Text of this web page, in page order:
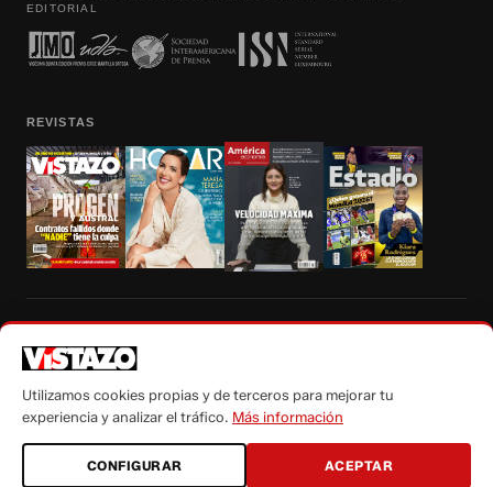
EDITORIAL
REVISTAS
autorización escrita de su titular, de todos los contenidos de Vistazo.com.
Utilizamos cookies propias y de terceros para mejorar tu
experiencia y analizar el tráfico. Más información
CONFIGURAR ACEPTAR